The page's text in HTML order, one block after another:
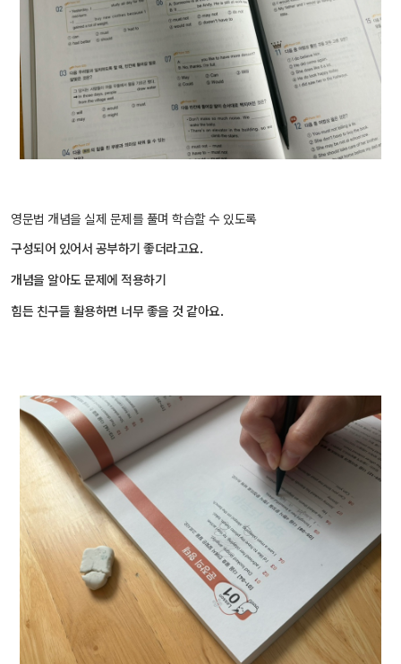
영문법 개념을 실제 문제를 풀며 학습할 수 있도록
구성되어 있어서 공부하기 좋더라고요.
개념을 알아도 문제에 적용하기
힘든 친구들 활용하면 너무 좋을 것 같아요.